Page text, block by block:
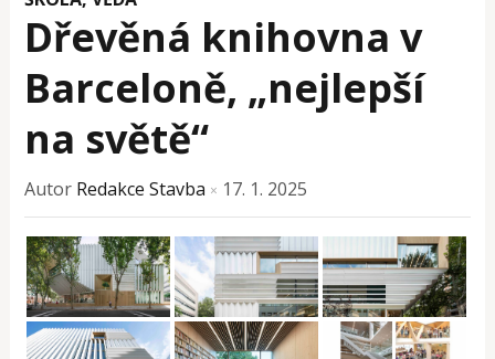
Dřevěná knihovna v
Barceloně, „nejlepší
na světě“
Autor Redakce Stavba × 17. 1. 2025